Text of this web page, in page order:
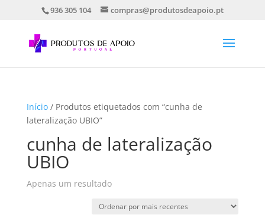
936 305 104 compras@produtosdeapoio.pt
Início/ Produtos etiquetados com “cunha de
lateralização UBIO”
cunha de lateralização
UBIO
Apenas um resultado